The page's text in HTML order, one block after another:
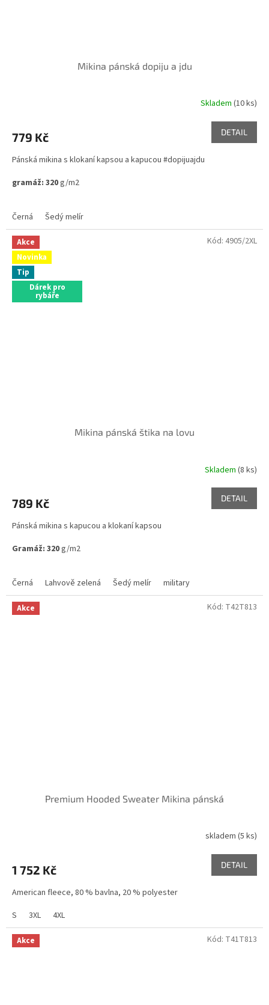
Mikina pánská dopiju a jdu
Skladem (10 ks)
779 Kč DETAIL
Pánská mikina s klokaní kapsou a kapucou #dopijuajdu
gramáž: 320g/m2
Černá Šedý melír
Akce
Novinka
Tip
Dárek pro
rybáře
Mikina pánská štika na lovu
je
z
hvězdiček.
Skladem(8 ks)
789 Kč DETAIL
Pánská mikina s kapucou a klokaní kapsou
Gramáž: 320g/m2
Černá
Lahvově zelená Šedý melír military
Kód: 4905/2XL
Akce
Premium Hooded Sweater Mikina pánská
skladem (5 ks)
1 752 Kč DETAIL
American fleece, 80 % bavlna, 20 % polyester
S
3XL 4XL
Kód: T42T813
Akce Kód: T41T813